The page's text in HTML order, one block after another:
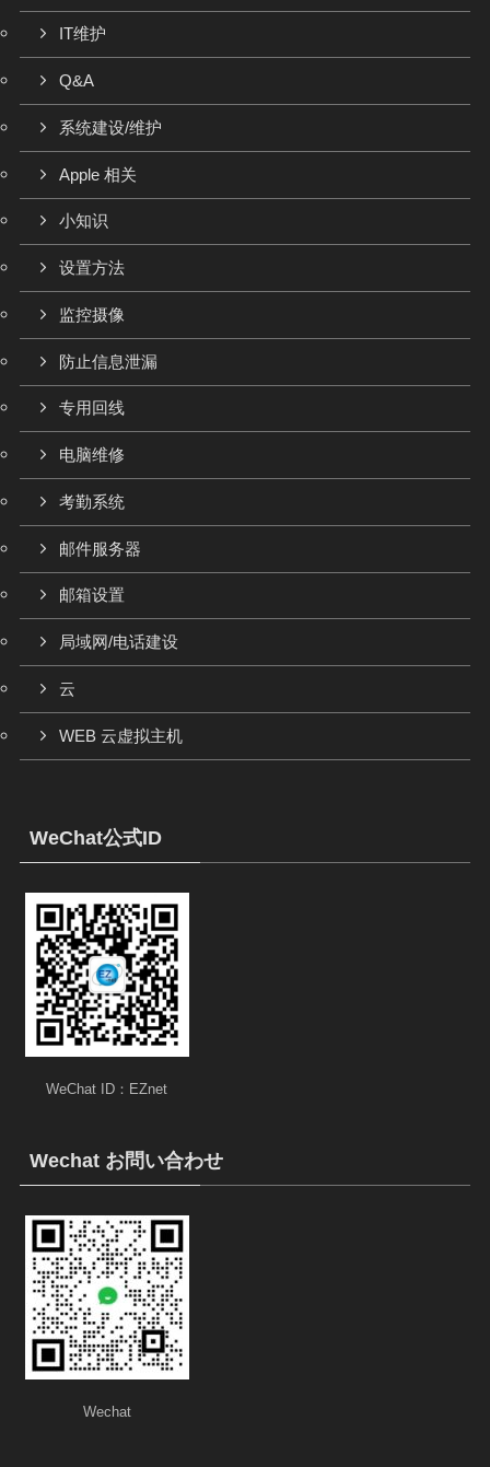
IT维护
Q&A
系统建设/维护
Apple 相关
小知识
设置方法
监控摄像
防止信息泄漏
专用回线
电脑维修
考勤系统
邮件服务器
邮箱设置
局域网/电话建设
云
WEB 云虚拟主机
WeChat公式ID
WeChat ID：EZnet
Wechat お問い合わせ
Wechat